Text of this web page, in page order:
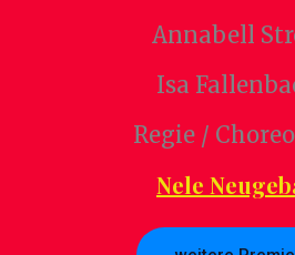
Annabell
Isa
Regie /
Nele